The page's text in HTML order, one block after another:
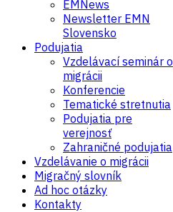
EMNews
Newsletter EMN
Slovensko
Podujatia
Vzdelávací seminár o
migrácii
Konferencie
Tematické stretnutia
Podujatia pre
verejnosť
Zahraničné podujatia
Vzdelávanie o migrácii
Migračný slovník
Ad hoc otázky
Kontakty